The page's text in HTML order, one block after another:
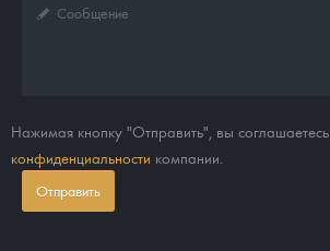
Нажимая кнопку "Отправить", вы соглашаетесь
конфиденциальности компании.
Отправить